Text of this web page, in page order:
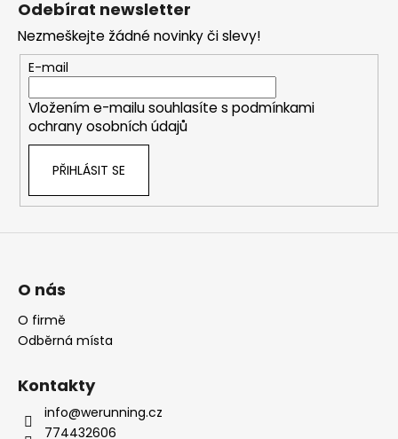
Odebírat newsletter
Nezmeškejte žádné novinky či slevy!
E-mail
Vložením e-mailu souhlasíte s podmínkami
ochrany osobních údajů
PŘIHLÁSIT SE
O nás
O firmě
Odběrná místa
Kontakty
info@werunning.cz
774432606